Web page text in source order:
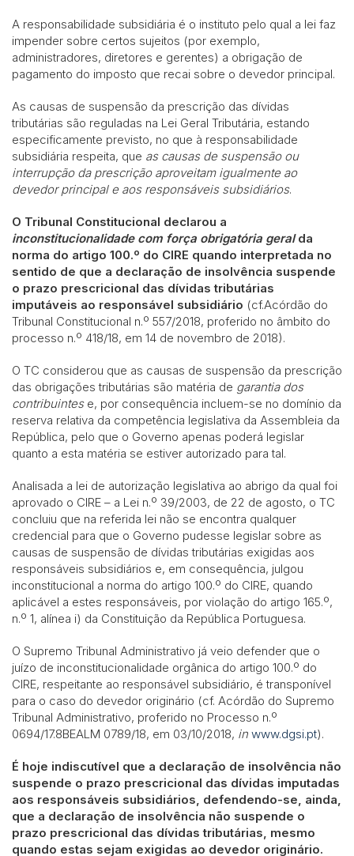
A responsabilidade subsidiária é o instituto pelo qual a lei faz
impender sobre certos sujeitos (por exemplo,
administradores, diretores e gerentes) a obrigação de
pagamento do imposto que recai sobre o devedor principal.
As causas de suspensão da prescrição das dívidas
tributárias são reguladas na Lei Geral Tributária, estando
especificamente previsto, no que à responsabilidade
subsidiária respeita, que as causas de suspensão ou
interrupção da prescrição aproveitam igualmente ao
devedor principal e aos responsáveis subsidiários.
O Tribunal Constitucional declarou a
inconstitucionalidade com força obrigatória geralda
norma do artigo 100.º do CIRE quando interpretada no
sentido de que a declaração de insolvência suspende
o prazo prescricional das dívidas tributárias
imputáveis ao responsável subsidiário (cf.Acórdão do
Tribunal Constitucional n.º 557/2018, proferido no âmbito do
processo n.º 418/18, em 14 de novembro de 2018).
O TC considerou que as causas de suspensão da prescrição
das obrigações tributárias são matéria de garantia dos
contribuintes e, por consequência incluem-se no domínio da
reserva relativa da competência legislativa da Assembleia da
República, pelo que o Governo apenas poderá legislar
quanto a esta matéria se estiver autorizado para tal.
Analisada a lei de autorização legislativa ao abrigo da qual foi
aprovado o CIRE – a Lei n.º 39/2003, de 22 de agosto, o TC
concluiu que na referida lei não se encontra qualquer
credencial para que o Governo pudesse legislar sobre as
causas de suspensão de dívidas tributárias exigidas aos
responsáveis subsidiários e, em consequência, julgou
inconstitucional a norma do artigo 100.º do CIRE, quando
aplicável a estes responsáveis, por violação do artigo 165.º,
n.º 1, alínea i) da Constituição da República Portuguesa.
O Supremo Tribunal Administrativo já veio defender que o
juízo de inconstitucionalidade orgânica do artigo 100.º do
CIRE, respeitante ao responsável subsidiário, é transponível
para o caso do devedor originário (cf. Acórdão do Supremo
Tribunal Administrativo, proferido no Processo n.º
0694/17.8BEALM 0789/18, em 03/10/2018, in www.dgsi.pt).
É hoje indiscutível que a declaração de insolvência não
suspende o prazo prescricional das dívidas imputadas
aos responsáveis subsidiários, defendendo-se, ainda,
que a declaração de insolvência não suspende o
prazo prescricional das dívidas tributárias, mesmo
quando estas sejam exigidas ao devedor originário.